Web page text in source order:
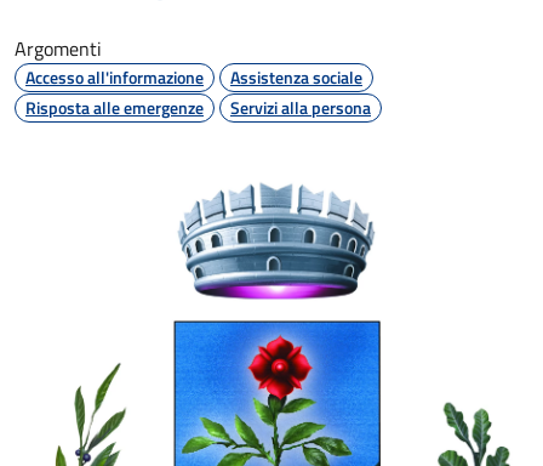
Argomenti
Accesso all'informazione
Assistenza sociale
Risposta alle emergenze
Servizi alla persona